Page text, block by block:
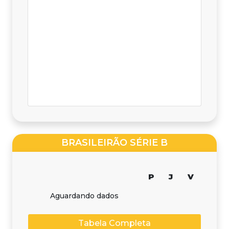
BRASILEIRÃO SÉRIE B
P J V
Aguardando dados
Tabela Completa